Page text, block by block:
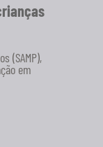
(SAMP),
em